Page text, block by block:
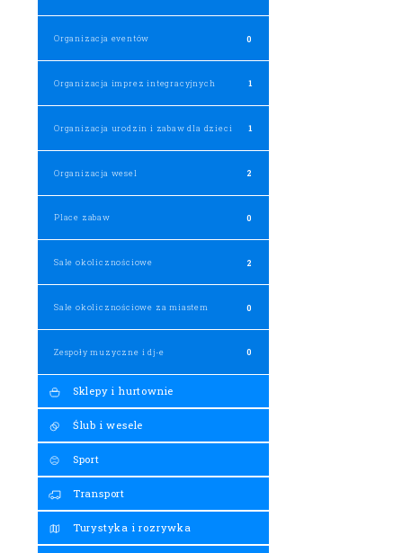
Organizacja eventów 0
Organizacja imprez integracyjnych 1
Organizacja urodzin i zabaw dla dzieci 1
Organizacja wesel 2
Place zabaw 0
Sale okolicznościowe 2
Sale okolicznościowe za miastem 0
Zespoły muzyczne i dj-e 0
Sklepy i hurtownie
Ślub i wesele
Sport
Transport
Turystyka i rozrywka